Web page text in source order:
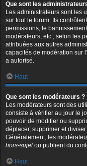
Que sont les
Les administrateurs sont les
sur tout le forum. Ils
permissions, le
modérateurs, etc., selon les
attribuées aux autres
capacités de modération sur
a autorisé.
Haut
Que sont les modérateurs ?
Les modérateurs sont des
consiste à vérifier au jour le
pouvoir de modifier ou
déplacer, supprimer et
Généralement, les
hors-sujetou publient du
Haut